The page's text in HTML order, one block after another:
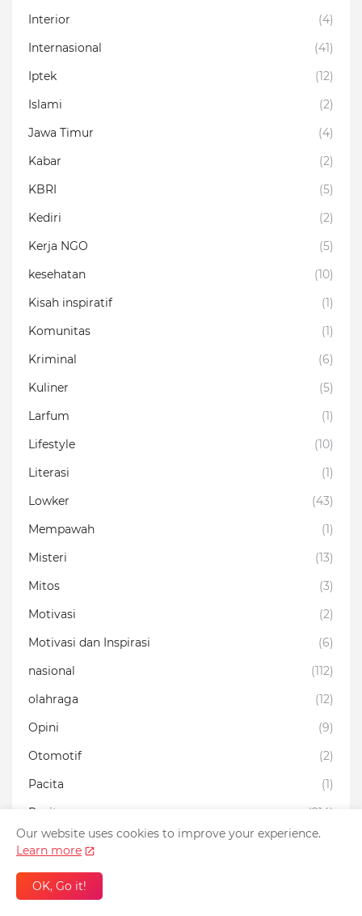
Interior
(4)
Internasional
(41)
Iptek
(12)
Islami
(2)
Jawa Timur
(4)
Kabar
(2)
KBRI
(5)
Kediri
(2)
Kerja NGO
(5)
kesehatan
(10)
Kisah inspiratif
(1)
Komunitas
(1)
Kriminal
(6)
Kuliner
(5)
Larfum
(1)
Lifestyle
(10)
Literasi
(1)
Lowker
(43)
Mempawah
(1)
Misteri
(13)
Mitos
(3)
Motivasi
(2)
Motivasi dan Inspirasi
(6)
nasional
(112)
olahraga
(12)
Opini
(9)
Otomotif
(2)
Pacita
(1)
Pacitan
(214)
Pegawai Negeri
Peluang Usaha
Pembangunan
Our website uses cookies to improve your experience.
Learn more
OK, Go it!